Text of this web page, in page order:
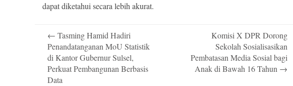
dapat diketahui secara lebih akurat.
navigation
← Tasming Hamid Hadiri
Penandatanganan MoU Statistik
di Kantor Gubernur Sulsel,
Perkuat Pembangunan Berbasis
Data
Komisi X DPR Dorong
Sekolah Sosialisasikan
Pembatasan Media Sosial bagi
Anak di Bawah 16 Tahun →